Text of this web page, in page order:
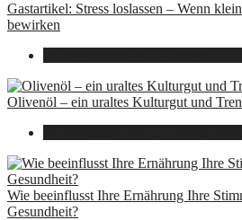
Gastartikel: Stress loslassen – Wenn
bewirken
Olivenöl – ein uraltes Kulturgut und
Wie beeinflusst Ihre Ernährung Ihre
Gesundheit?